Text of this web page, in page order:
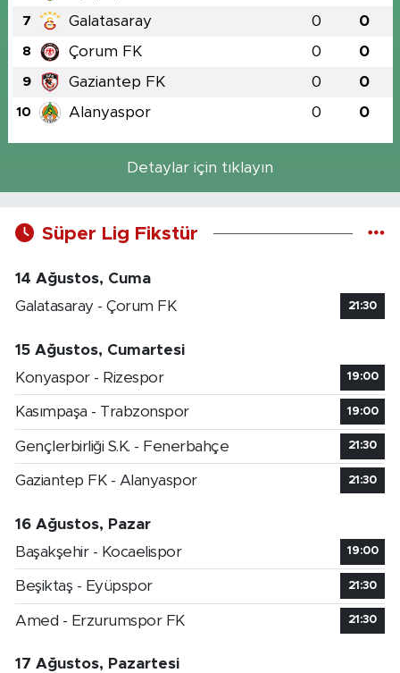
7 Galatasaray 0 0
8 Çorum FK 0 0
9 Gaziantep FK 0 0
10 Alanyaspor 0 0
Detaylar için tıklayın
Süper Lig Fikstür
14 Ağustos, Cuma
Galatasaray - Çorum FK
21:30
15 Ağustos, Cumartesi
Konyaspor - Rizespor
19:00
Kasımpaşa - Trabzonspor 19:00
Gençlerbirliği S.K. - Fenerbahçe 21:30
Gaziantep FK - Alanyaspor 21:30
16 Ağustos, Pazar
Başakşehir - Kocaelispor
19:00
Beşiktaş - Eyüpspor 21:30
Amed - Erzurumspor FK 21:30
17 Ağustos, Pazartesi